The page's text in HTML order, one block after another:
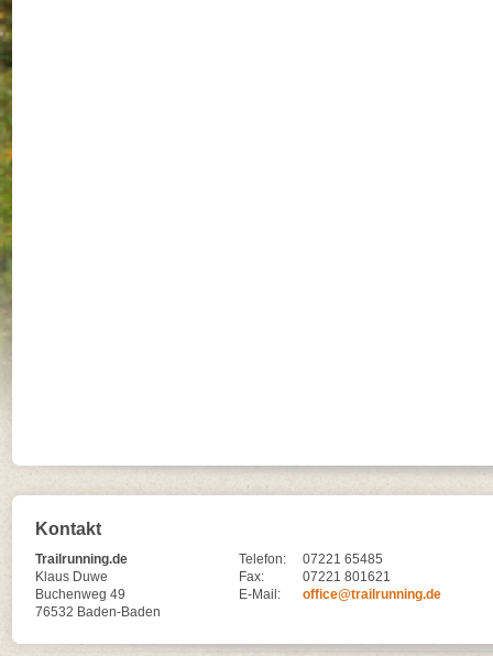
Kontakt
Trailrunning.de
Klaus Duwe
Buchenweg 49
76532 Baden-Baden
Telefon:
07221 65485
Fax:
07221 801621
E-Mail:
office@trailrunning.de